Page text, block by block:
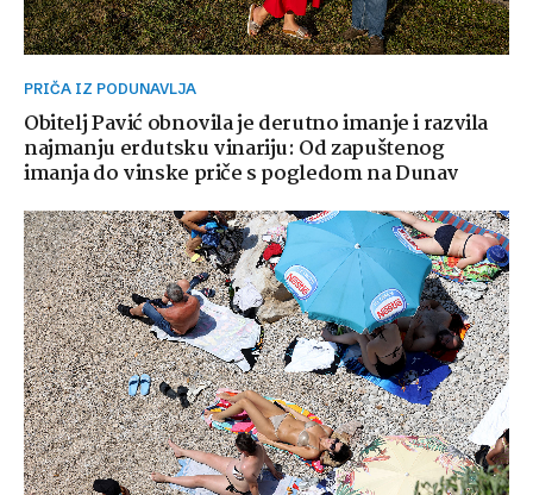
PRIČA IZ PODUNAVLJA
Obitelj Pavić obnovila je derutno imanje i razvila
najmanju erdutsku vinariju: Od zapuštenog
imanja do vinske priče s pogledom na Dunav